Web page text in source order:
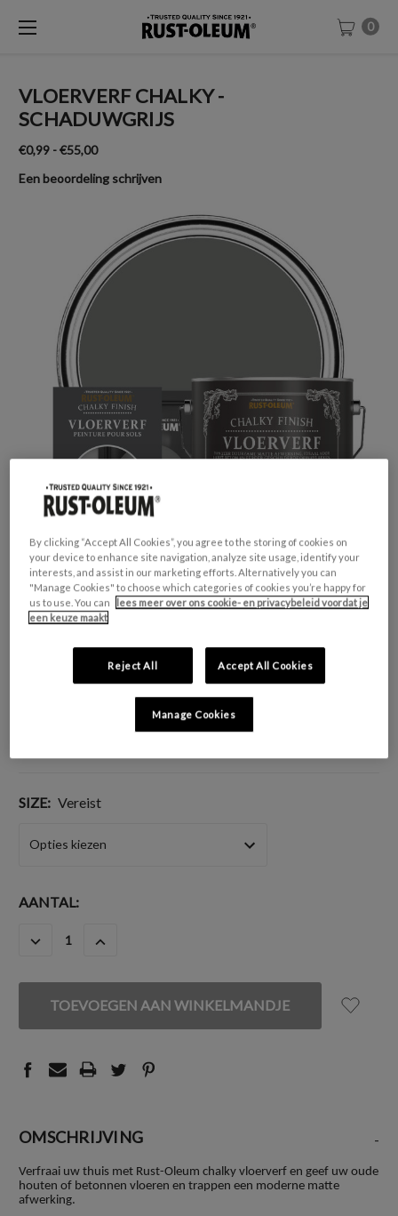
0
VLOERVERF CHALKY -
SCHADUWGRIJS
€0,99 - €55,00
Een beoordeling schrijven
GESCHIKT VOOR: Beton en hout
Grijs
Zachte tinten
SIZE: Vereist
HUIDIGE
AANTAL:
HOEVEELHEID
VAN
UNDEFINED
HOEVEELHEID
VAN
UNDEFINED
OMSCHRIJVING -
Verfraai uw thuis met Rust-Oleum chalky vloerverf en geef uw oude
houten of betonnen vloeren en trappen een moderne matte
afwerking.
By clicking “Accept All Cookies”, you agree to the storing of cookies on
your device to enhance site navigation, analyze site usage, identify your
interests, and assist in our marketing efforts. Alternatively you can
"Manage Cookies" to choose which categories of cookies you’re happy for
us to use. You can
lees meer over ons cookie- en privacybeleid voordat je
een keuze maakt
Reject All Accept All Cookies
Manage Cookies